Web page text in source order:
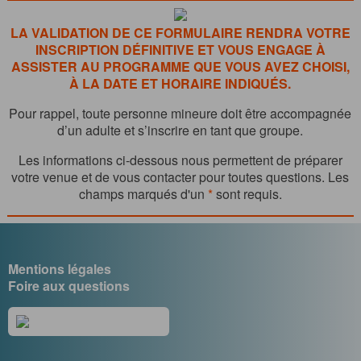
LA VALIDATION DE CE FORMULAIRE RENDRA VOTRE
INSCRIPTION DÉFINITIVE ET VOUS ENGAGE À
ASSISTER AU PROGRAMME QUE VOUS AVEZ CHOISI,
À LA DATE ET HORAIRE INDIQUÉS.
Pour rappel, toute personne mineure doit être accompagnée
d’un adulte et s’inscrire en tant que groupe.
Les informations ci-dessous nous permettent de préparer
votre venue et de vous contacter pour toutes questions. Les
champs marqués d'un *sont requis.
Mentions légales
Foire aux questions